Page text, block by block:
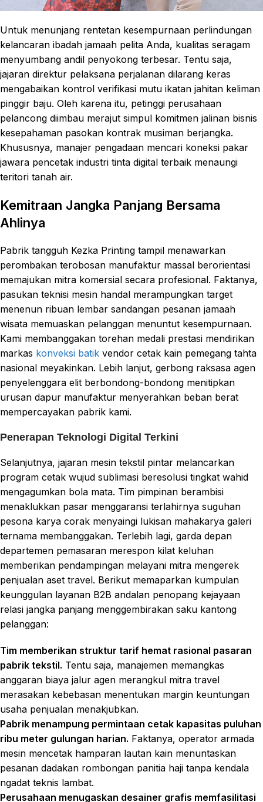
Untuk menunjang rentetan kesempurnaan perlindungan
kelancaran ibadah jamaah pelita Anda, kualitas seragam
menyumbang andil penyokong terbesar. Tentu saja,
jajaran direktur pelaksana perjalanan dilarang keras
mengabaikan kontrol verifikasi mutu ikatan jahitan keliman
pinggir baju. Oleh karena itu, petinggi perusahaan
pelancong diimbau merajut simpul komitmen jalinan bisnis
kesepahaman pasokan kontrak musiman berjangka.
Khususnya, manajer pengadaan mencari koneksi pakar
jawara pencetak industri tinta digital terbaik menaungi
teritori tanah air.
Kemitraan Jangka Panjang Bersama
Ahlinya
Pabrik tangguh Kezka Printing tampil menawarkan
perombakan terobosan manufaktur massal berorientasi
memajukan mitra komersial secara profesional. Faktanya,
pasukan teknisi mesin handal merampungkan target
menenun ribuan lembar sandangan pesanan jamaah
wisata memuaskan pelanggan menuntut kesempurnaan.
Kami membanggakan torehan medali prestasi mendirikan
markas konveksi batik vendor cetak kain pemegang tahta
nasional meyakinkan. Lebih lanjut, gerbong raksasa agen
penyelenggara elit berbondong-bondong menitipkan
urusan dapur manufaktur menyerahkan beban berat
mempercayakan pabrik kami.
Penerapan Teknologi Digital Terkini
Selanjutnya, jajaran mesin tekstil pintar melancarkan
program cetak wujud sublimasi beresolusi tingkat wahid
mengagumkan bola mata. Tim pimpinan berambisi
menaklukkan pasar menggaransi terlahirnya suguhan
pesona karya corak menyaingi lukisan mahakarya galeri
ternama membanggakan. Terlebih lagi, garda depan
departemen pemasaran merespon kilat keluhan
memberikan pendampingan melayani mitra mengerek
penjualan aset travel. Berikut memaparkan kumpulan
keunggulan layanan B2B andalan penopang kejayaan
relasi jangka panjang menggembirakan saku kantong
pelanggan:
Tim memberikan struktur tarif hemat rasional pasaran
pabrik tekstil. Tentu saja, manajemen memangkas
anggaran biaya jalur agen merangkul mitra travel
merasakan kebebasan menentukan margin keuntungan
usaha penjualan menakjubkan.
Pabrik menampung permintaan cetak kapasitas puluhan
ribu meter gulungan harian. Faktanya, operator armada
mesin mencetak hamparan lautan kain menuntaskan
pesanan dadakan rombongan panitia haji tanpa kendala
ngadat teknis lambat.
Perusahaan menugaskan desainer grafis memfasilitasi